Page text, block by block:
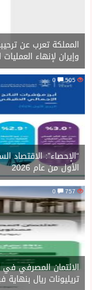
المملكة تعرب عن
وإيران لإنهاء
505
الأول من عام 2026
757
0
تريليونات ريال بنهاية